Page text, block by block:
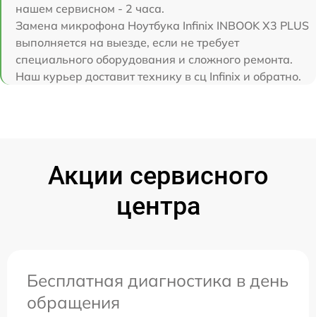
нашем сервисном - 2 часа.
Замена микрофона Ноутбука Infinix INBOOK X3 PLUS
выполняется на выезде, если не требует
специального оборудования и сложного ремонта.
Наш курьер доставит технику в сц Infinix и обратно.
Акции сервисного
центра
Бесплатная диагностика в день
обращения